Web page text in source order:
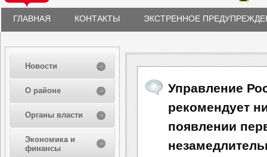
ГЛАВНАЯ КОНТАКТЫ ЭКСТРЕННОЕ
Новости
О районе
Органы власти
Экономика и
финансы
Управление
рекомендует
появлении